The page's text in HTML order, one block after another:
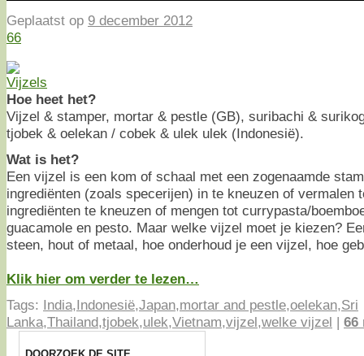
Geplaatst op 9 december 2012
66
Hoe heet het?
Vijzel & stamper, mortar & pestle (GB), suribachi &
tjobek & oelekan / cobek & ulek ulek (Indonesië).
Wat is het?
Een vijzel is een kom of schaal met een zogenaamde
ingrediënten (zoals specerijen) in te kneuzen of vermalen
ingrediënten te kneuzen of mengen tot currypasta/
guacamole en pesto. Maar welke vijzel moet je kiezen?
steen, hout of metaal, hoe onderhoud je een vijzel, hoe
Klik hier om verder te lezen…
Tags: India,Indonesië,Japan,mortar and pestle,oelekan,Sri
Lanka,Thailand,tjobek,ulek,Vietnam,vijzel,welke vijzel | 66